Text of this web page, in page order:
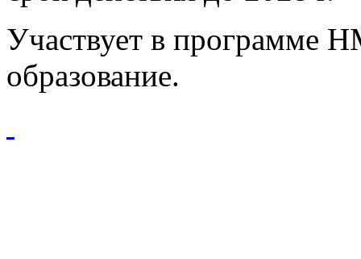
Участвует в программе
образование.